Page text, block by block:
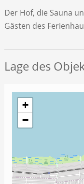
Der Hof, die Sauna
Gästen des
Lage des
+
−